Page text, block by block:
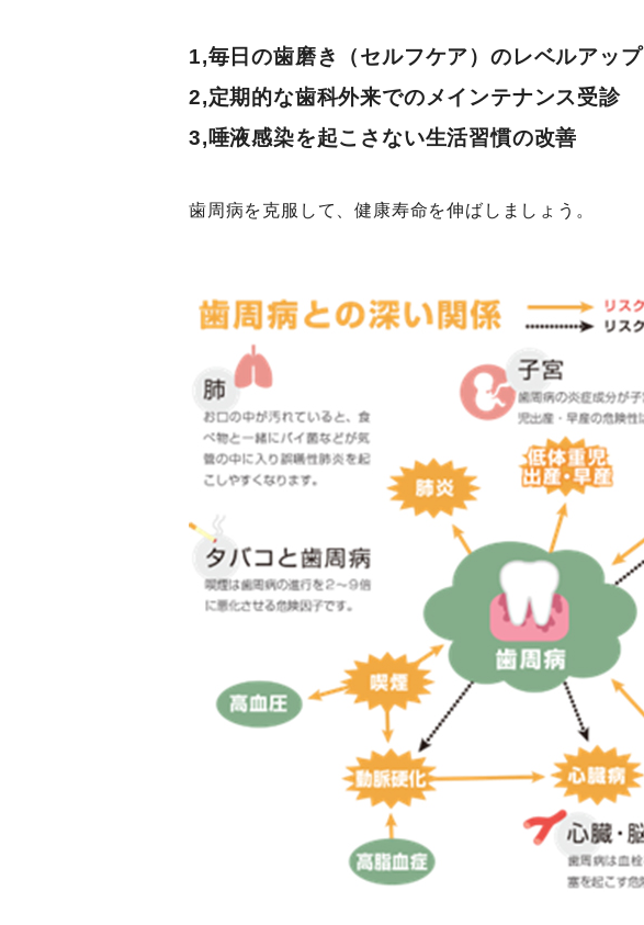
1,毎日の歯磨き（セルフケア）のレベルアップ
2,定期的な歯科外来でのメインテナンス受診
3,唾液感染を起こさない生活習慣の改善
歯周病を克服して、健康寿命を伸ばしましょう。